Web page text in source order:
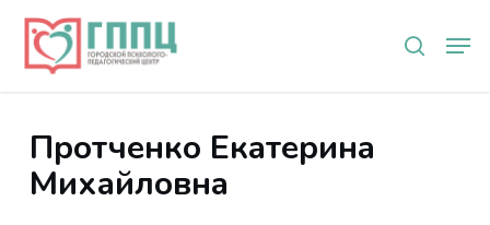
Skip
main
search
Протченко Екатерина
Михайловна